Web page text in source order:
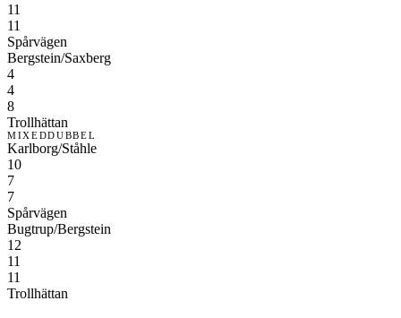
11
11
Spårvägen
Bergstein/Saxberg
4
4
8
Trollhättan
MIXEDDUBBEL
Karlborg/Ståhle
10
7
7
Spårvägen
Bugtrup/Bergstein
12
11
11
Trollhättan